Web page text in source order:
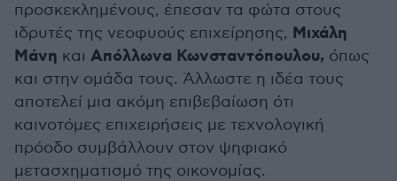
προσκεκλημένους, έπεσαν τα φώτα στους
ιδρυτές της νεοφυούς επιχείρησης, Μιχάλη
Μάνη και Απόλλωνα Κωνσταντόπουλου, όπως
και στην ομάδα τους. Άλλωστε η ιδέα τους
αποτελεί μια ακόμη επιβεβαίωση ότι
καινοτόμες επιχειρήσεις με τεχνολογική
πρόοδο συμβάλλουν στον ψηφιακό
μετασχηματισμό της οικονομίας.